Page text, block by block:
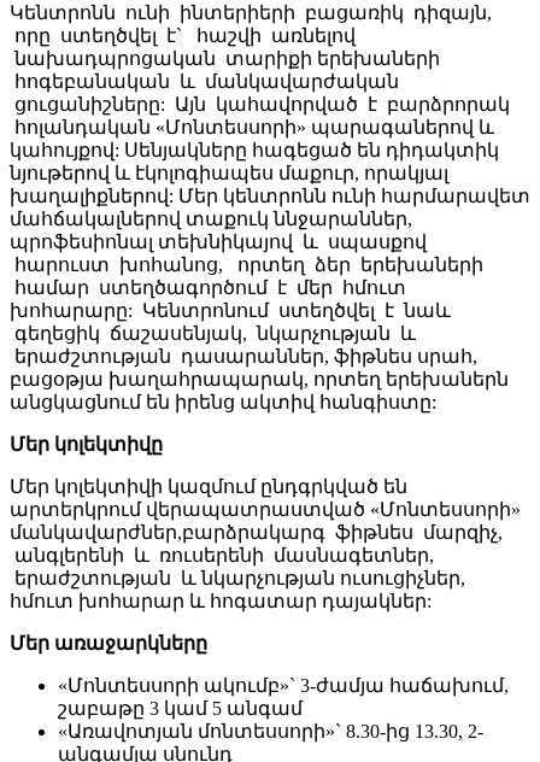
Կենտրոնն ունի ինտերիերի բացառիկ դիզայն,
որը ստեղծվել է` հաշվի առնելով
նախադպրոցական տարիքի երեխաների
հոգեբանական և մանկավարժական
ցուցանիշները: Այն կահավորված է բարձրորակ
հոլանդական «Մոնտեսսորի» պարագաներով և
կահույքով: Սենյակները հագեցած են դիդակտիկ
նյութերով և էկոլոգիապես մաքուր, որակյալ
խաղալիքներով: Մեր կենտրոնն ունի հարմարավետ
մահճակալներով տաքուկ ննջարաններ,
պրոֆեսիոնալ տեխնիկայով և սպասքով
հարուստ խոհանոց, որտեղ ձեր երեխաների
համար ստեղծագործում է մեր հմուտ
խոհարարը: Կենտրոնում ստեղծվել է նաև
գեղեցիկ ճաշասենյակ, նկարչության և
երաժշտության դասարաններ, ֆիթնես սրահ,
բացօթյա խաղահրապարակ, որտեղ երեխաներն
անցկացնում են իրենց ակտիվ հանգիստը:
Մեր կոլեկտիվը
Մեր կոլեկտիվի կազմում ընդգրկված են
արտերկրում վերապատրաստված «Մոնտեսսորի»
մանկավարժներ,բարձրակարգ ֆիթնես մարզիչ,
անգլերենի և ռուսերենի մասնագետներ,
երաժշտության և նկարչության ուսուցիչներ,
հմուտ խոհարար և հոգատար դայակներ:
Մեր առաջարկները
«Մոնտեսսորի ակումբ»` 3-ժամյա հաճախում,
շաբաթը 3 կամ 5 անգամ
«Առավոտյան մոնտեսսորի»` 8.30-ից 13.30, 2-
անգամյա սնունդ